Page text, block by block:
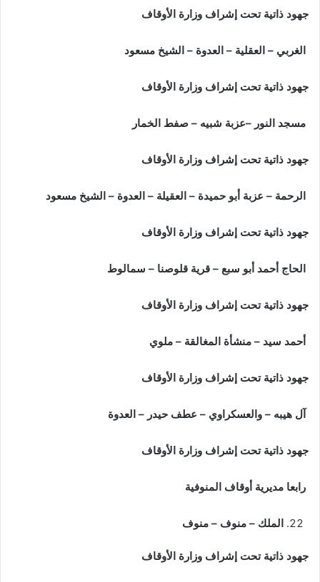
جهود ذاتية تحت إشراف وزارة الأوقاف
الغربي – العقلية – العدوة – الشيخ مسعود
جهود ذاتية تحت إشراف وزارة الأوقاف
مسجد النور –عزبة شبيه – صفط الخمار
جهود ذاتية تحت إشراف وزارة الأوقاف
الرحمة – عزبة أبو حميدة – العقيلة – العدوة – الشيخ مسعود
جهود ذاتية تحت إشراف وزارة الأوقاف
الحاج أحمد أبو سبع – قرية قلوصنا – سمالوط
جهود ذاتية تحت إشراف وزارة الأوقاف
أحمد سيد – منشأة المغالقة – ملوي
جهود ذاتية تحت إشراف وزارة الأوقاف
آل هيبه – والعسكراوي – عطف حيدر – العدوة
جهود ذاتية تحت إشراف وزارة الأوقاف
رابعا مديرية أوقاف المنوفية
الملك – منوف – منوف
جهود ذاتية تحت إشراف وزارة الأوقاف